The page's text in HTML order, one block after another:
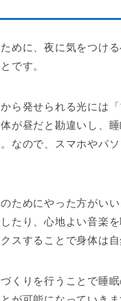
めに、夜に気をつけ
です。
ら発せられる光には
が昼だと勘違いし、
なので、スマホやパ
ためにやった方がい
たり、心地よい音楽
スすることで身体は
くりを行うことで睡